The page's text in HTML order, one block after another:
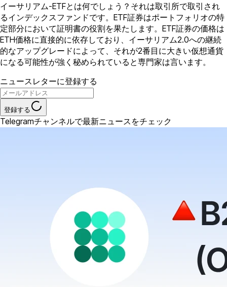
イーサリアム-ETFとは何でしょう？それは取引所で取引され
るインデックスファンドです。ETF証券はポートフォリオの特
定部分において証明書の役割を果たします。ETF証券の価格は
ETH価格に直接的に依存しており、イーサリアム2.0への継続
的なアップグレードによって、それが2番目に大きい仮想通貨
になる可能性が強く秘められていると専門家は言います。
ニュースレターに登録する
登録する
Telegramチャンネルで最新ニュースをチェック